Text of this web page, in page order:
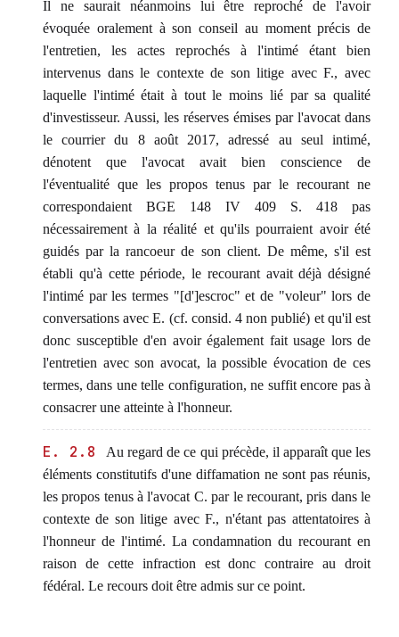
Il ne saurait néanmoins lui être reproché de l'avoir
évoquée oralement à son conseil au moment précis de
l'entretien, les actes reprochés à l'intimé étant bien
intervenus dans le contexte de son litige avec F., avec
laquelle l'intimé était à tout le moins lié par sa qualité
d'investisseur. Aussi, les réserves émises par l'avocat dans
le courrier du 8 août 2017, adressé au seul intimé,
dénotent que l'avocat avait bien conscience de
l'éventualité que les propos tenus par le recourant ne
correspondaient BGE 148 IV 409 S. 418 pas
nécessairement à la réalité et qu'ils pourraient avoir été
guidés par la rancoeur de son client. De même, s'il est
établi qu'à cette période, le recourant avait déjà désigné
l'intimé par les termes "[d']escroc" et de "voleur" lors de
conversations avec E. (cf. consid. 4 non publié) et qu'il est
donc susceptible d'en avoir également fait usage lors de
l'entretien avec son avocat, la possible évocation de ces
termes, dans une telle configuration, ne suffit encore pas à
consacrer une atteinte à l'honneur.
E. 2.8
Au regard de ce qui précède, il apparaît que les
éléments constitutifs d'une diffamation ne sont pas réunis,
les propos tenus à l'avocat C. par le recourant, pris dans le
contexte de son litige avec F., n'étant pas attentatoires à
l'honneur de l'intimé. La condamnation du recourant en
raison de cette infraction est donc contraire au droit
fédéral. Le recours doit être admis sur ce point.